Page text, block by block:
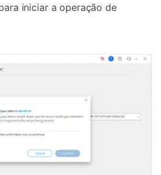
iniciar a operação de